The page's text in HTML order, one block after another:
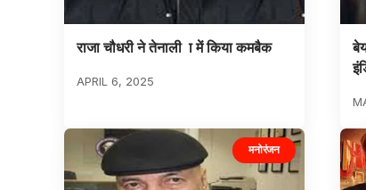
राजा चौधरी ने तेनाली ा में किया कमबैक
APRIL 6, 2025
मनोरंजन